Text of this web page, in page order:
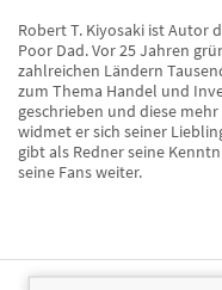
Robert T. Kiyosaki ist Autor
Poor Dad. Vor 25 Jahren
zahlreichen Ländern
zum Thema Handel und
geschrieben und diese
widmet er sich seiner
gibt als Redner seine
seine Fans weiter.